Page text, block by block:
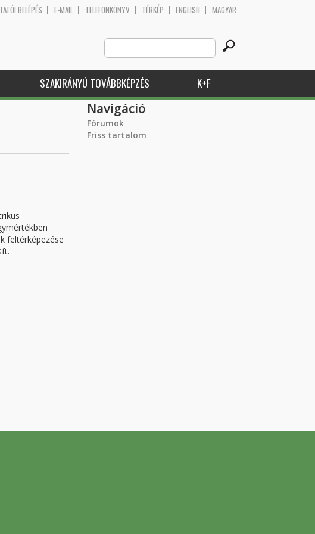
BELÉPÉS E-MAIL TELEFONKÖNYV TÉRKÉP ENGLISH MAGYAR
Search
this
site
SZAKIRÁNYÚ TOVÁBBKÉPZÉS K+F
feltérképezése
Navigáció
Fórumok
Friss tartalom